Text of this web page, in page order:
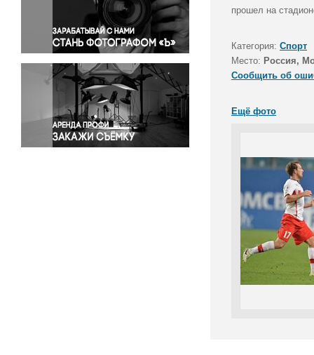
Правосудие
Происшествия и конфликты
Религия
Светская жизнь
Спорт
Экология
Экономика и бизнес
прошел на
Категория: Спорт
Место: Россия,
Сообщить об
Ещё фото